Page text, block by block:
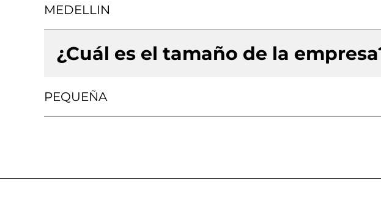
MEDELLIN
¿Cuál es el tamaño de la
PEQUEÑA